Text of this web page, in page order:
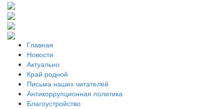
Главная
Новости
Актуально
Край родной
Письма наших читателей
Антикоррупционная политика
Благоустройство